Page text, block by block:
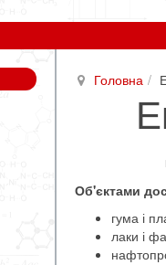
Головна
Об'єктами
гума і
лаки і